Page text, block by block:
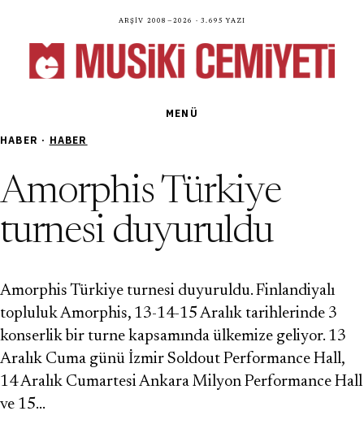
Arşiv 2008—2026 · 3.695 yazı
MENÜ
HABER · HABER
Amorphis Türkiye
turnesi duyuruldu
Amorphis Türkiye turnesi duyuruldu. Finlandiyalı
topluluk Amorphis, 13-14-15 Aralık tarihlerinde 3
konserlik bir turne kapsamında ülkemize geliyor. 13
Aralık Cuma günü İzmir Soldout Performance Hall,
14 Aralık Cumartesi Ankara Milyon Performance Hall
ve 15…